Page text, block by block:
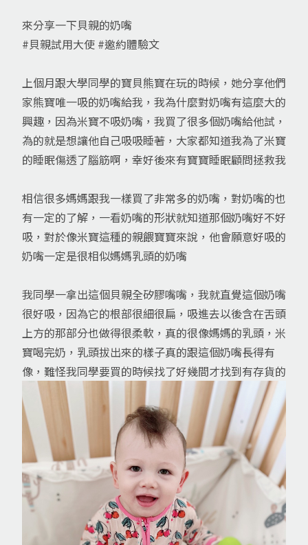
來分享一下貝親的奶嘴
#貝親試用大使 #邀約體驗文
上個月跟大學同學的寶貝熊寶在玩的時候，她分享他們
家熊寶唯一吸的奶嘴給我，我為什麼對奶嘴有這麼大的
興趣，因為米寶不吸奶嘴，我買了很多個奶嘴給他試，
為的就是想讓他自己吸吸睡著，大家都知道我為了米寶
的睡眠傷透了腦筋啊，幸好後來有寶寶睡眠顧問拯救我
相信很多媽媽跟我一樣買了非常多的奶嘴，對奶嘴的也
有一定的了解，一看奶嘴的形狀就知道那個奶嘴好不好
吸，對於像米寶這種的親餵寶寶來說，他會願意好吸的
奶嘴一定是很相似媽媽乳頭的奶嘴
我同學一拿出這個貝親全矽膠嘴嘴，我就直覺這個奶嘴
很好吸，因為它的根部很細很扁，吸進去以後含在舌頭
上方的那部分也做得很柔軟，真的很像媽媽的乳頭，米
寶喝完奶，乳頭拔出來的樣子真的跟這個奶嘴長得有
像，難怪我同學要買的時候找了好幾間才找到有存貨的